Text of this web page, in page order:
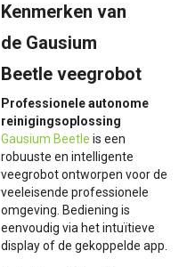
Kenmerken van
de Gausium
Beetle veegrobot
Professionele autonome
reinigingsoplossing
Gausium Beetle is een
robuuste en intelligente
veegrobot ontworpen voor de
veeleisende professionele
omgeving. Bediening is
eenvoudig via het intuïtieve
display of de gekoppelde app.